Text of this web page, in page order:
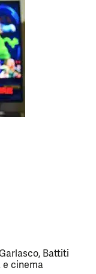
Battiti
e cinema